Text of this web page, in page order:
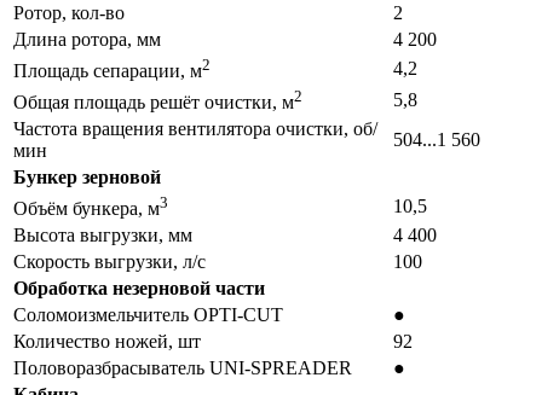
Ротор, кол-во
2
Длина ротора, мм
4 200
Площадь сепарации, м2
4,2
Общая площадь решёт очистки, м2
5,8
Частота вращения вентилятора очистки, об/
мин
504...1 560
Бункер зерновой
Объём бункера, м3
10,5
Высота выгрузки, мм
4 400
Скорость выгрузки, л/с
100
Обработка незерновой части
Соломоизмельчитель OPTI-CUT
●
Количество ножей, шт
92
Половоразбрасыватель UNI-SPREADER
●